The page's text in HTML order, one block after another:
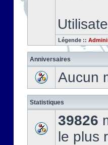
Légende ::
Anniversaires
Aucun
Statistiques
39826
le plus